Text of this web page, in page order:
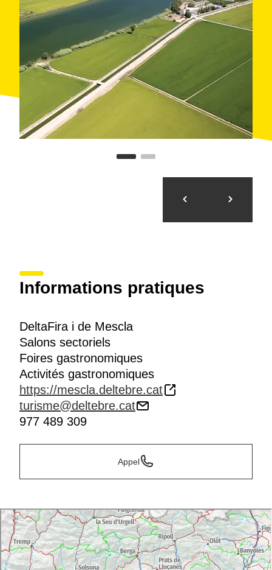
Informations pratiques
DeltaFira i de Mescla
Salons sectoriels
Foires gastronomiques
Activités gastronomiques
https://mescla.deltebre.cat
turisme@deltebre.cat
977 489 309
Appel